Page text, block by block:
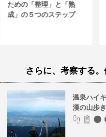
ための「整理」と「熟
成」の５つのステップ
さらに、考察する。
温泉ハイ
漢の山歩